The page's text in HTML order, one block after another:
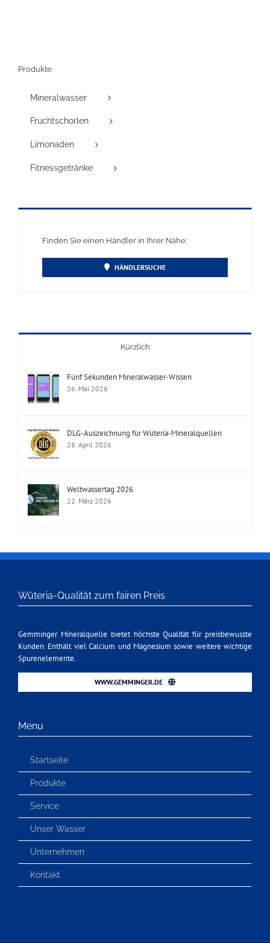
Produkte
Mineralwasser
Fruchtschorlen
Limonaden
Fitnessgetränke
Finden Sie einen Händler in Ihrer Nähe:
HÄNDLERSUCHE
Kürzlich
Fünf Sekunden Mineralwasser-Wissen
26. Mai 2026
DLG-Auszeichnung für Wüteria-Mineralquellen
28. April 2026
Weltwassertag 2026
22. März 2026
Wüteria-Qualität zum fairen Preis
Gemminger Mineralquelle bietet höchste Qualität für preisbewusste
Kunden. Enthält viel Calcium und Magnesium sowie weitere wichtige
Spurenelemente.
WWW.GEMMINGER.DE
Menu
Startseite
Produkte
Service
Unser Wasser
Unternehmen
Kontakt